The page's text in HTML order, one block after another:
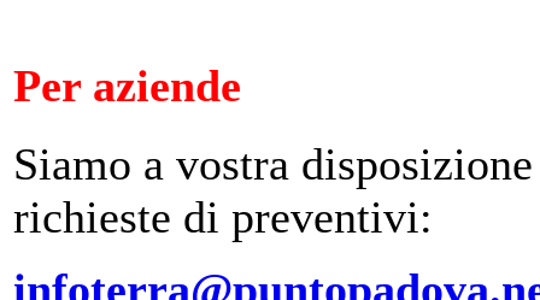
Per aziende
Siamo a vostra
richieste di preventivi: